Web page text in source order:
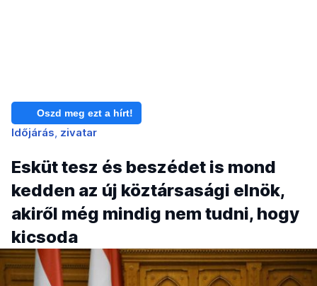
Oszd meg ezt a hírt!
Időjárás zivatar
Esküt tesz és beszédet is mond
kedden az új köztársasági elnök,
akiről még mindig nem tudni, hogy
kicsoda